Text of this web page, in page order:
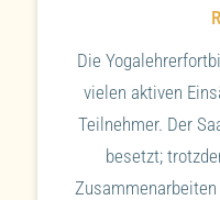
Die
vielen aktiven
Teilnehmer. Der
besetzt;